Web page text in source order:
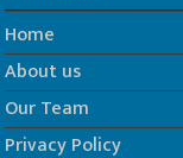
Home
About us
Our Team
Privacy Policy